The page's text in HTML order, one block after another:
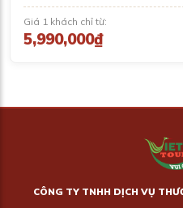
Giá 1 khách chỉ từ:
5,990,000₫
CÔNG TY TNHH DỊCH VỤ